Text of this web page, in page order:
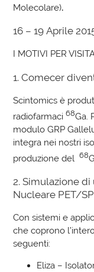
Molecolare).
16 – 19 Aprile
I MOTIVI PER
1. Comecer
Scintomics è
radiofarmaci68Ga.
modulo GRP
integra nei nostri
produzione del68
2. Simulazione
Nucleare PET/
Con sistemi e
che coprono
seguenti:
Eliza –